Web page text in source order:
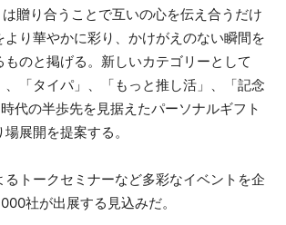
贈り合うことで互いの心を伝え合うだけ
より華やかに彩り、かけがえのない瞬間を
のと掲げる。新しいカテゴリーとして
、「タイパ」、「もっと推し活」、「記念
代の半歩先を見据えたパーソナルギフト
展開を提案する。
トークセミナーなど多彩なイベントを企
社が出展する見込みだ。